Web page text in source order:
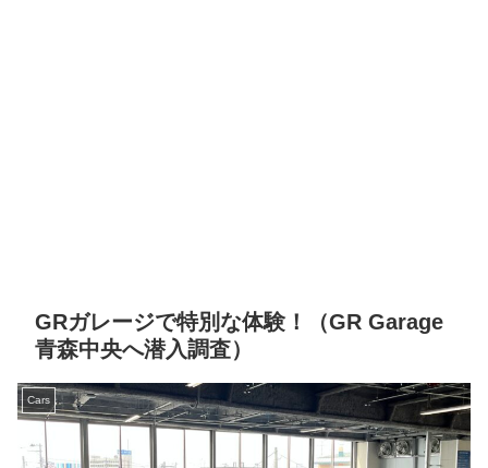
GRガレージで特別な体験！（GR Garage
青森中央へ潜入調査）
Cars